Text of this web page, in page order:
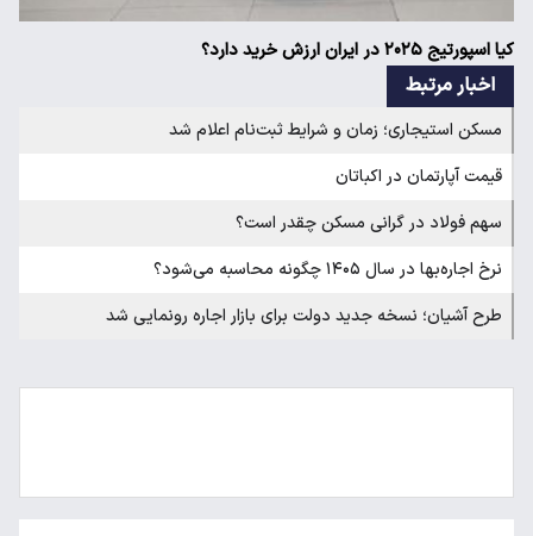
کیا اسپورتیج ۲۰۲۵ در ایران ارزش خرید دارد؟
اخبار مرتبط
مسکن استیجاری؛ زمان و شرایط ثبت‌نام اعلام شد
قیمت آپارتمان در اکباتان
سهم فولاد در گرانی مسکن چقدر است؟
نرخ اجاره‌بها در سال ۱۴۰۵ چگونه محاسبه می‌شود؟
طرح آشیان؛ نسخه جدید دولت برای بازار اجاره رونمایی شد